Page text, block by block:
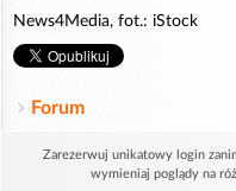
News4Media, fot.: iStock
Forum
Zarezerwuj unikatowy login
wymieniaj poglądy na